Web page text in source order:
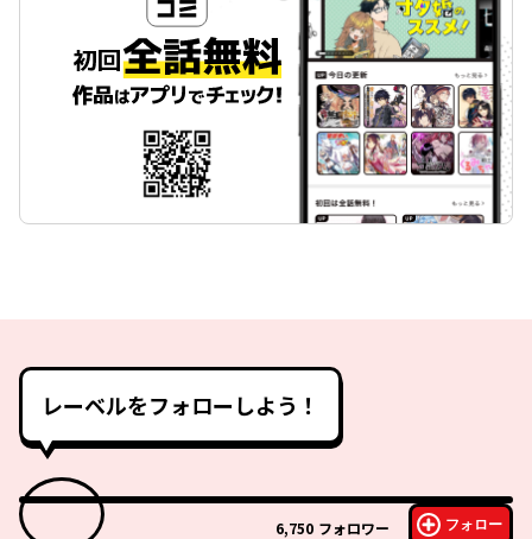
レーベルをフォローしよう！
6,750 フォロワー フォロー